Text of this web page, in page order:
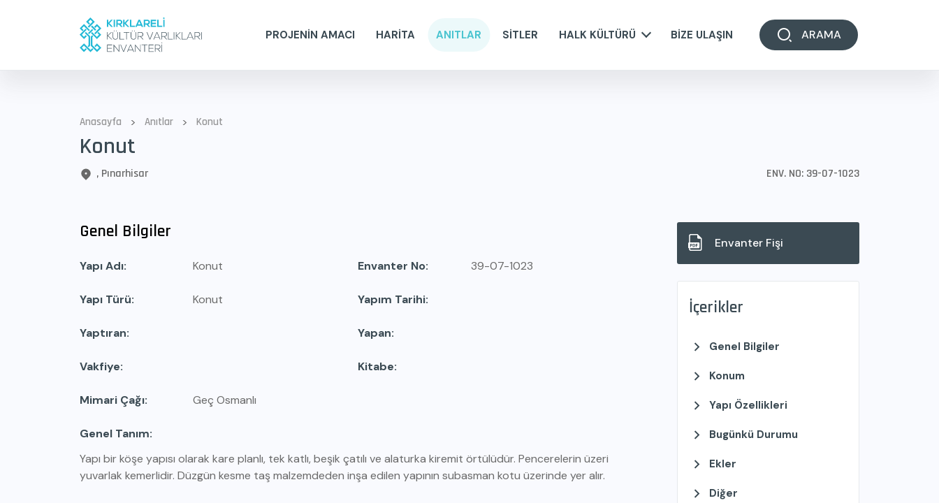
PROJENİN AMACI HARİTA ANITLAR SİTLER HALK KÜLTÜRÜ BİZE ULAŞIN ARAMA
Anasayfa > Anıtlar > Konut
Konut
, Pınarhisar ENV. NO: 39-07-1023
Genel Bilgiler
Yapı Adı Konut Envanter No 39-07-1023
Yapı Türü Konut Yapım Tarihi
Yaptıran Yapan
Vakfiye Kitabe
Mimari Çağı Geç Osmanlı
Genel Tanım
Yapı bir köşe yapısı olarak kare planlı, tek katlı, beşik çatılı ve alaturka kiremit örtülüdür. Pencerelerin üzeri
yuvarlak kemerlidir. Düzgün kesme taş malzemdeden inşa edilen yapının subasman kotu üzerinde yer alır.
Envanter Fişi
İçerikler
Genel Bilgiler
Konum
Yapı Özellikleri
Bugünkü Durumu
Ekler
Diğer